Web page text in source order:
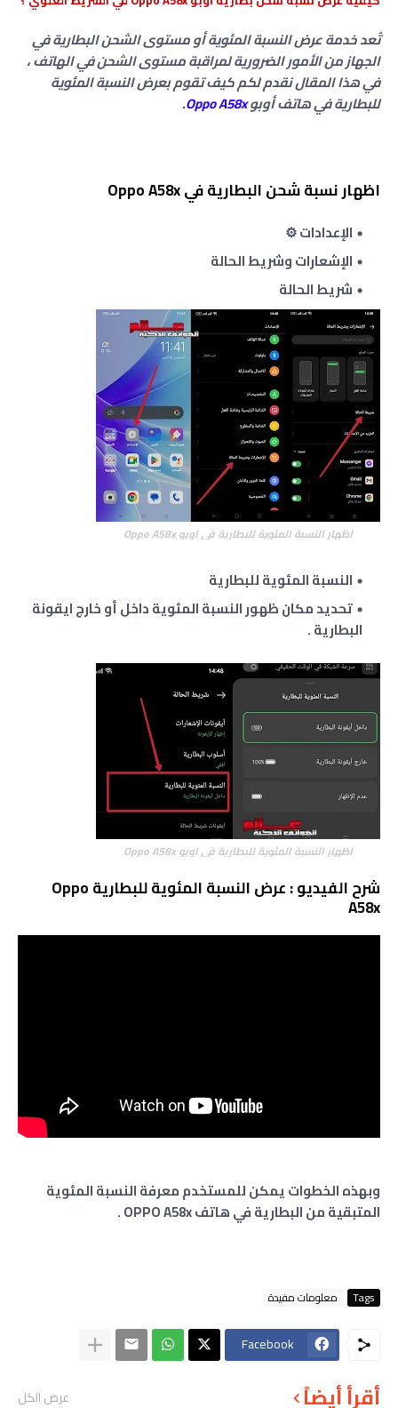
تُعد خدمة عرض النسبة المئوية أو مستوى الشحن البطارية في
الجهاز من الأمور الضرورية لمراقبة مستوى الشحن في الهاتف ،
في هذا المقال نقدم لكم كيف تقوم بعرض النسبة المئوية
للبطارية في هاتف أوبو
OppoA58x
.
اظهار نسبة شحن البطارية في Oppo A58x
الإعدادات ⚙
الإشعارات وشريط الحالة
شريط الحالة
اظهار النسبة المئوية للبطارية في اوبو Oppo A58x
النسبة المئوية للبطارية
تحديد مكان ظهور النسبة المئوية داخل أو خارج ايقونة
البطارية .
اظهار النسبة المئوية للبطارية في اوبو Oppo A58x
شرح الفيديو : عرض النسبة المئوية للبطارية Oppo
A58x
وبهذه الخطوات يمكن للمستخدم معرفة النسبة المئوية
المتبقية من البطارية في هاتف OPPO A58x .
Tags معلومات مفيدة
Facebook
أقرأ أيضاً عرض الكل